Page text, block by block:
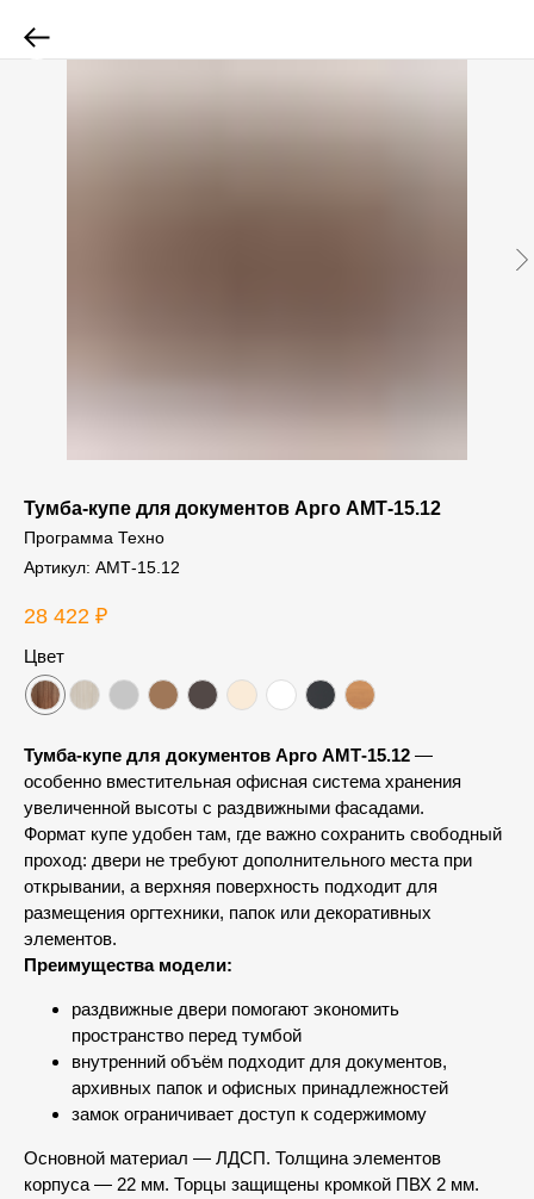
Тумба-купе для документов Арго АМТ-15.12
Программа Техно
Артикул: АМТ-15.12
28 422 ₽
Цвет
Тумба-купе для документов Арго АМТ-15.12 —
особенно вместительная офисная система хранения
увеличенной высоты с раздвижными фасадами.
Формат купе удобен там, где важно сохранить свободный
проход: двери не требуют дополнительного места при
открывании, а верхняя поверхность подходит для
размещения оргтехники, папок или декоративных
элементов.
Преимущества модели:
раздвижные двери помогают экономить
пространство перед тумбой
внутренний объём подходит для документов,
архивных папок и офисных принадлежностей
замок ограничивает доступ к содержимому
Основной материал — ЛДСП. Толщина элементов
корпуса — 22 мм. Торцы защищены кромкой ПВХ 2 мм.